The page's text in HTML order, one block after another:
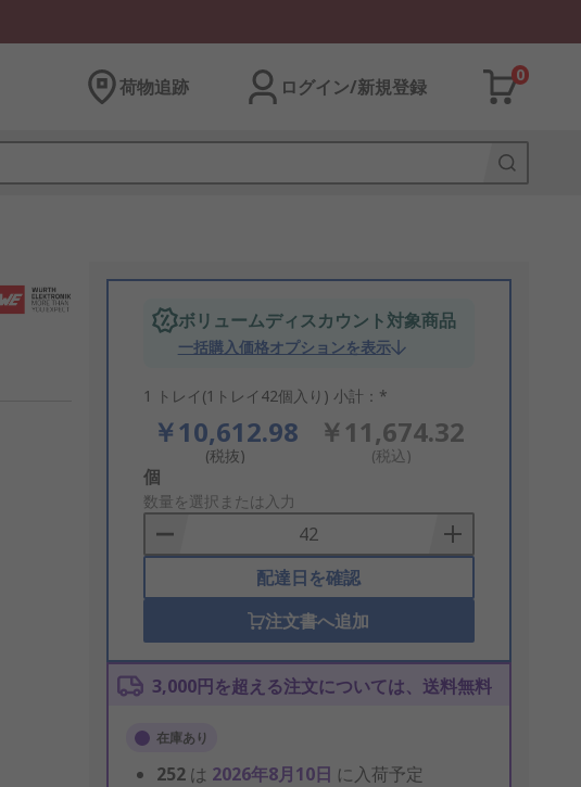
荷物追跡 ログイン/新規登録
0
ボリュームディスカウント対象商品
一括購入価格オプションを表示
1 トレイ(1トレイ42個入り) 小計：*
￥10,612.98
(税抜)
￥11,674.32
(税込)
Add
to
Basket
個
数量を選択または入力
配達日を確認
注文書へ追加
3,000円を超える注文については、送料無料
在庫あり
252 は 2026年8月10日 に入荷予定